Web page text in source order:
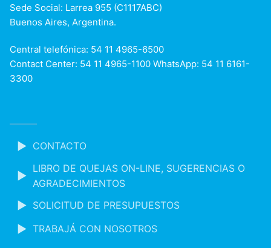
Sede Social: Larrea 955 (C1117ABC)
Buenos Aires, Argentina.
Central telefónica: 54 11 4965-6500
Contact Center: 54 11 4965-1100 WhatsApp: 54 11 6161-
3300
CONTACTO
LIBRO DE QUEJAS ON-LINE, SUGERENCIAS O
AGRADECIMIENTOS
SOLICITUD DE PRESUPUESTOS
TRABAJÁ CON NOSOTROS